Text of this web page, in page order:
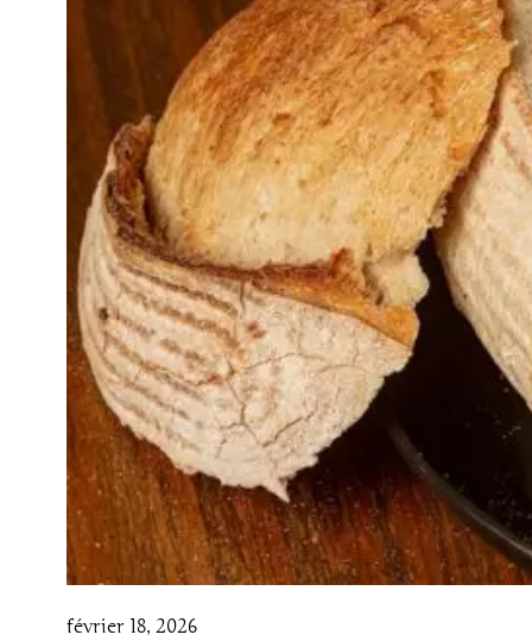
février 18, 2026